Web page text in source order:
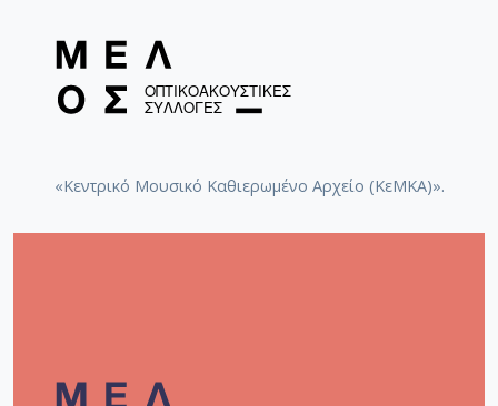
«Κεντρικό Μουσικό Καθιερωμένο Αρχείο (ΚεΜΚΑ)».